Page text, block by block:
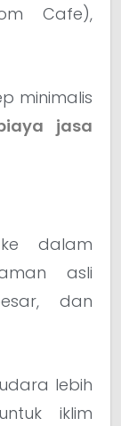
Cafe),
minimalis
jasa
dalam
asli
dan
lebih
iklim